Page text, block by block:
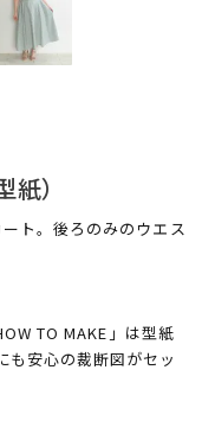
）
ト。後ろのみのウエス
TO MAKE」は型紙
も安心の裁断図がセッ